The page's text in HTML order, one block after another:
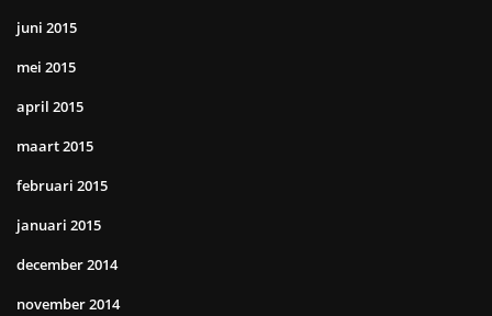
juni 2015
mei 2015
april 2015
maart 2015
februari 2015
januari 2015
december 2014
november 2014